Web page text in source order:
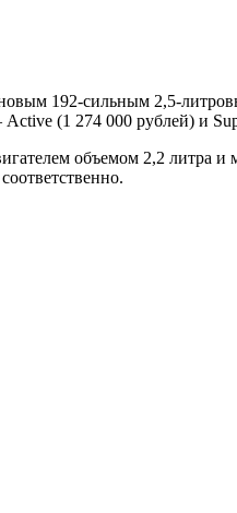
192-сильным 2,5-
(1 274 000 рублей) и
объемом 2,2 литра